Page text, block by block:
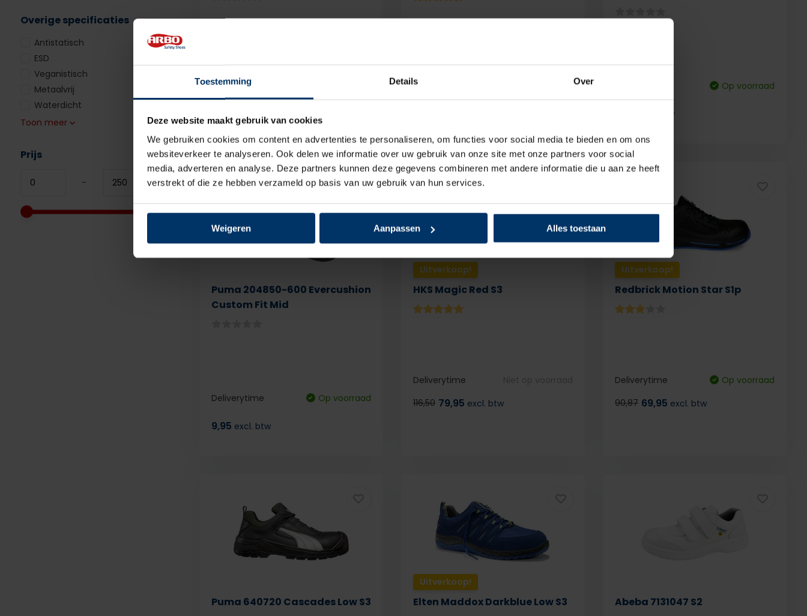
Toestemming Details Over
Deze website maakt gebruik van cookies
We gebruiken cookies om content en advertenties te personaliseren, om functies voor social media te bieden en om ons
websiteverkeer te analyseren. Ook delen we informatie over uw gebruik van onze site met onze partners voor social
media, adverteren en analyse. Deze partners kunnen deze gegevens combineren met andere informatie die u aan ze heeft
verstrekt of die ze hebben verzameld op basis van uw gebruik van hun services.
Weigeren Aanpassen Alles toestaan
Overige specificaties
Antistatisch
ESD
Veganistisch
Metaalvrij
Waterdicht
Toon meer
Prijs
-
Deliverytime
119,95 excl. btw
Deliverytime Op voorraad
excl. btw
Puma 204850-600 Evercushion
Custom Fit Mid
Deliverytime Op voorraad
9,95 excl. btw
Uitverkoop!
HKS Magic Red S3
Deliverytime
116,50 79,95 excl. btw
Uitverkoop!
Redbrick Motion Star S1p
Deliverytime
Op voorraad
90,87 69,95 excl. btw
Puma 640720 Cascades Low S3
Uitverkoop!
Elten Maddox Darkblue Low S3 Abeba 7131047 S2